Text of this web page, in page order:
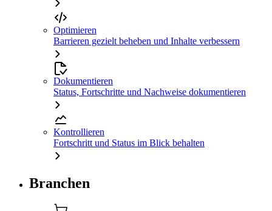
Optimieren
Barrieren gezielt beheben und Inhalte verbessern
Dokumentieren
Status, Fortschritte und Nachweise dokumentieren
Kontrollieren
Fortschritt und Status im Blick behalten
Branchen